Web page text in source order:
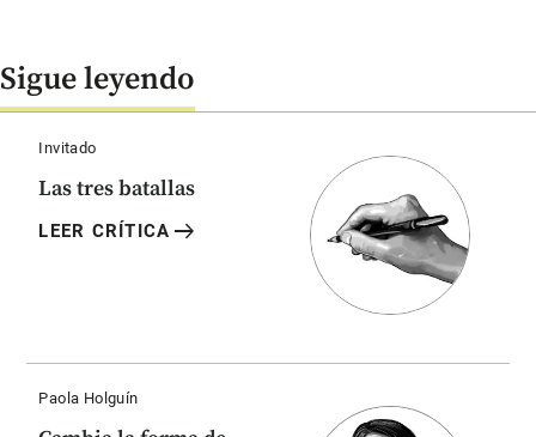
Sigue leyendo
Invitado
Las tres batallas
LEER CRÍTICA arrow_right_alt
Paola Holguín